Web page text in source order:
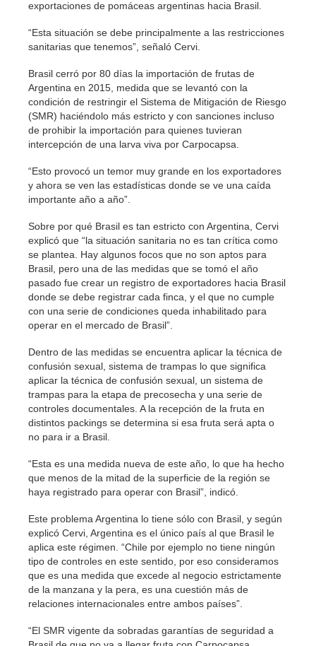
exportaciones de pomáceas argentinas hacia Brasil.
“Esta situación se debe principalmente a las restricciones
sanitarias que tenemos”, señaló Cervi.
Brasil cerró por 80 días la importación de frutas de
Argentina en 2015, medida que se levantó con la
condición de restringir el Sistema de Mitigación de Riesgo
(SMR) haciéndolo más estricto y con sanciones incluso
de prohibir la importación para quienes tuvieran
intercepción de una larva viva por Carpocapsa.
“Esto provocó un temor muy grande en los exportadores
y ahora se ven las estadísticas donde se ve una caída
importante año a año”.
Sobre por qué Brasil es tan estricto con Argentina, Cervi
explicó que “la situación sanitaria no es tan crítica como
se plantea. Hay algunos focos que no son aptos para
Brasil, pero una de las medidas que se tomó el año
pasado fue crear un registro de exportadores hacia Brasil
donde se debe registrar cada finca, y el que no cumple
con una serie de condiciones queda inhabilitado para
operar en el mercado de Brasil”.
Dentro de las medidas se encuentra aplicar la técnica de
confusión sexual, sistema de trampas lo que significa
aplicar la técnica de confusión sexual, un sistema de
trampas para la etapa de precosecha y una serie de
controles documentales. A la recepción de la fruta en
distintos packings se determina si esa fruta será apta o
no para ir a Brasil.
“Esta es una medida nueva de este año, lo que ha hecho
que menos de la mitad de la superficie de la región se
haya registrado para operar con Brasil”, indicó.
Este problema Argentina lo tiene sólo con Brasil, y según
explicó Cervi, Argentina es el único país al que Brasil le
aplica este régimen. “Chile por ejemplo no tiene ningún
tipo de controles en este sentido, por eso consideramos
que es una medida que excede al negocio estrictamente
de la manzana y la pera, es una cuestión más de
relaciones internacionales entre ambos países”.
“El SMR vigente da sobradas garantías de seguridad a